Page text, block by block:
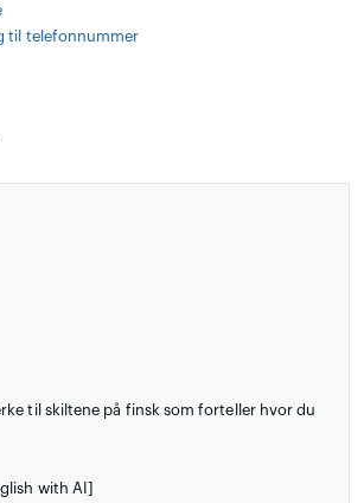
til telefonnummer
til skiltene på finsk som forteller hvor du
with AI]